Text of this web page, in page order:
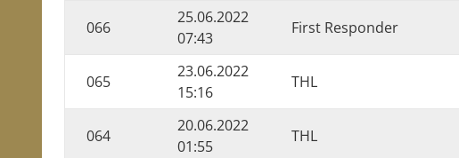
066
25.06.2022
07:43
First Responder
065
23.06.2022
15:16
THL
064
20.06.2022
01:55
THL